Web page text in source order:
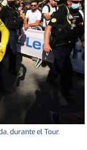
durante el Tour.